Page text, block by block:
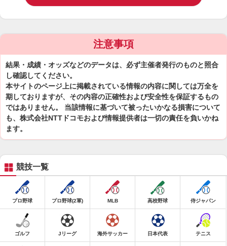
注意事項
結果・成績・オッズなどのデータは、必ず主催者発行のものと照合
し確認してください。
本サイトのページ上に掲載されている情報の内容に関しては万全を
期しておりますが、その内容の正確性および安全性を保証するもの
ではありません。 当該情報に基づいて被ったいかなる損害について
も、株式会社NTTドコモおよび情報提供者は一切の責任を負いかね
ます。
競技一覧
プロ野球 プロ野球(2軍) MLB 高校野球 侍ジャパン
ゴルフ Jリーグ 海外サッカー 日本代表 テニス